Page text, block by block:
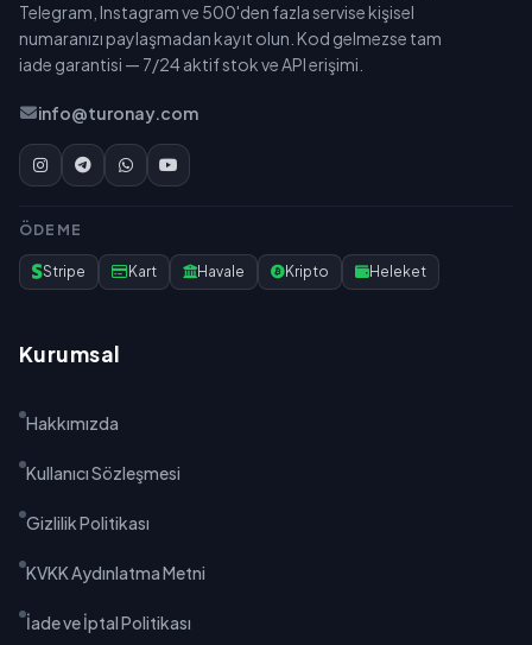
Telegram, Instagram ve 500'den fazla servise kişisel
numaranızı paylaşmadan kayıt olun. Kod gelmezse tam
iade garantisi — 7/24 aktif stok ve API erişimi.
info@turonay.com
ÖDEME
Stripe Kart Havale Kripto Heleket
Kurumsal
Hakkımızda
Kullanıcı Sözleşmesi
Gizlilik Politikası
KVKK Aydınlatma Metni
İade ve İptal Politikası